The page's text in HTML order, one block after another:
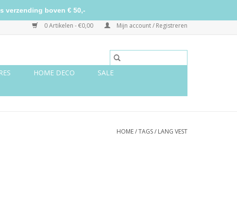
0 Artikelen - €0,00 Mijn account / Registreren
HOME DECO
SALE
HOME/TAGS/ LANG VEST
verzending boven € 50,-